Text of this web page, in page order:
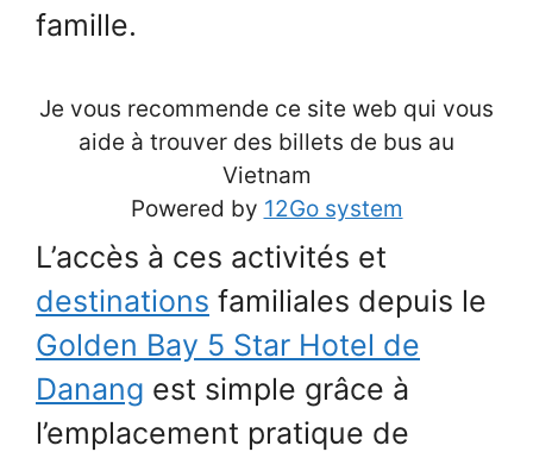
famille.
Je vous recommende ce site web qui vous
aide à trouver des billets de bus au
Vietnam
Powered by 12Go system
L’accès à ces activités et
destinations familiales depuis le
Golden Bay 5 Star Hotel de
Danang est simple grâce à
l’emplacement pratique de